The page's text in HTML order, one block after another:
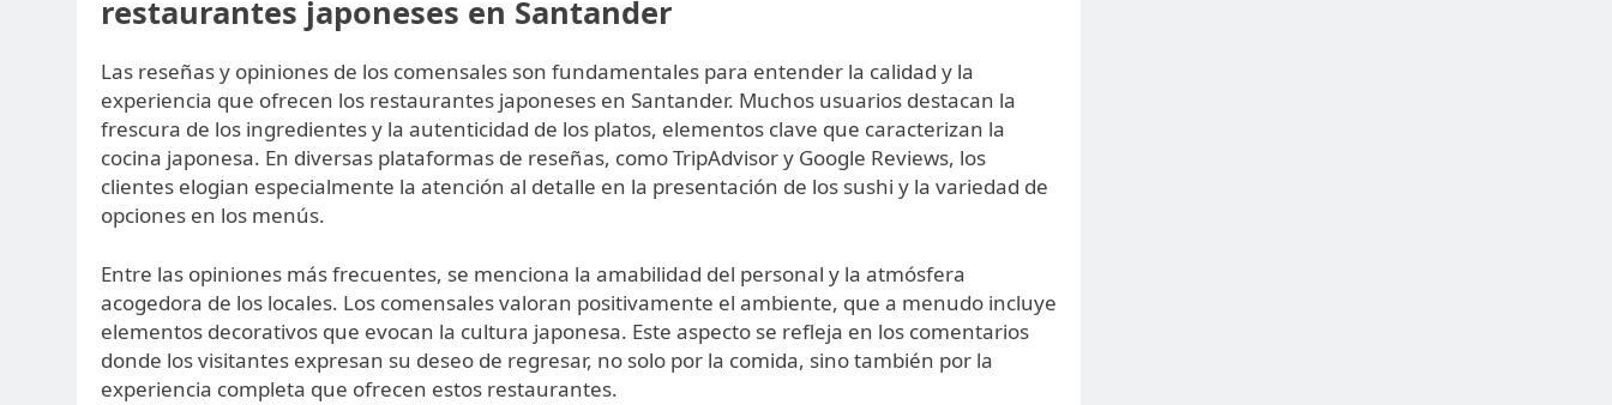
restaurantes japoneses en Santander
Las reseñas y opiniones de los comensales son fundamentales para entender la calidad y la
experiencia que ofrecen los restaurantes japoneses en Santander. Muchos usuarios destacan la
frescura de los ingredientes y la autenticidad de los platos, elementos clave que caracterizan la
cocina japonesa. En diversas plataformas de reseñas, como TripAdvisor y Google Reviews, los
clientes elogian especialmente la atención al detalle en la presentación de los sushi y la variedad de
opciones en los menús.
Entre las opiniones más frecuentes, se menciona la amabilidad del personal y la atmósfera
acogedora de los locales. Los comensales valoran positivamente el ambiente, que a menudo incluye
elementos decorativos que evocan la cultura japonesa. Este aspecto se refleja en los comentarios
donde los visitantes expresan su deseo de regresar, no solo por la comida, sino también por la
experiencia completa que ofrecen estos restaurantes.